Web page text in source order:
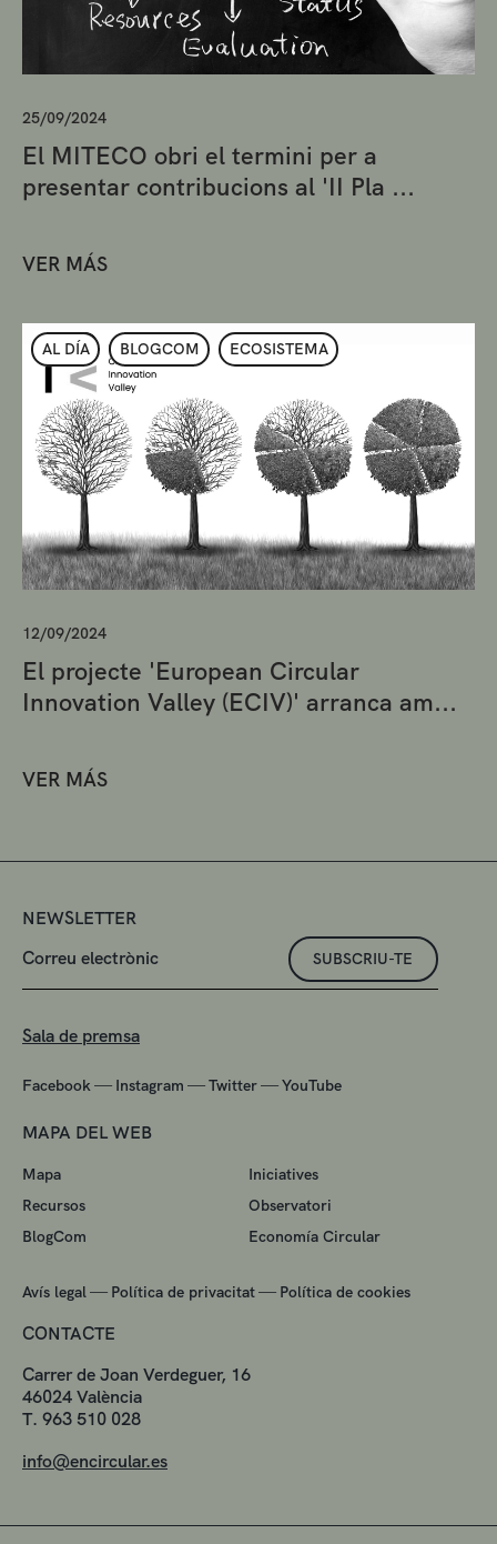
25/09/2024
El MITECO obri el termini per a
presentar contribucions al 'II Pla ...
VER MÁS
AL DÍA BLOGCOM ECOSISTEMA
12/09/2024
El projecte 'European Circular
Innovation Valley (ECIV)' arranca am...
VER MÁS
NEWSLETTER
SUBSCRIU-TE
Sala de premsa
Facebook — Instagram —Twitter—YouTube
MAPA DEL WEB
Mapa
Iniciatives
Recursos
Observatori
BlogCom
Economía Circular
Avís legal — Política de privacitat— Política de cookies
CONTACTE
Carrer de Joan Verdeguer, 16
46024 València
T. 963 510 028
info@encircular.es